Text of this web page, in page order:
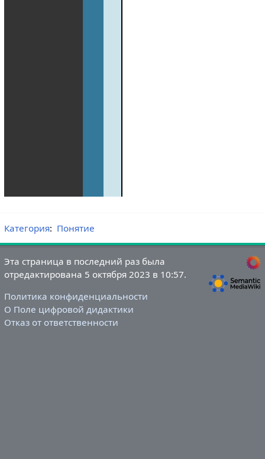
Категория: Понятие
Эта страница в последний раз была
отредактирована 5 октября 2023 в 10:57.
Политика конфиденциальности
О Поле цифровой дидактики
Отказ от ответственности